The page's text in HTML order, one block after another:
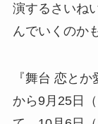
演するさいね
んでいくのか
『舞台 恋と
から9月25日